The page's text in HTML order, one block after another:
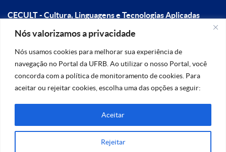
Nós valorizamos a privacidade
Nós usamos cookies para melhorar sua experiência de
navegação no Portal da UFRB. Ao utilizar o nosso Portal, você
concorda com a política de monitoramento de cookies. Para
aceitar ou rejeitar cookies, escolha uma das opções a seguir:
Rejeitar
Aceitar
CECULT - Cultura, Linguagens e Tecnologias Aplicadas
CFP - Centro de Formação de Professores
Na dúvida, fale conosco!